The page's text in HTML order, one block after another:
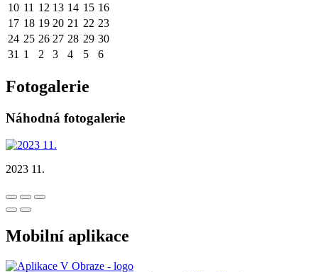
10 11 12 13 14 15 16
17 18 19 20 21 22 23
24 25 26 27 28 29 30
31 1 2 3 4 5 6
Fotogalerie
Náhodná fotogalerie
2023 11.
Mobilní aplikace